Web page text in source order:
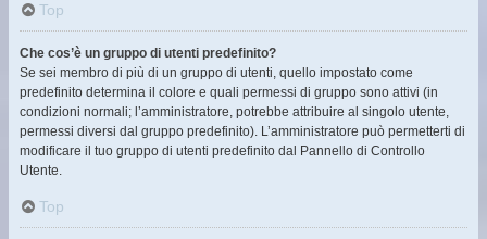
Top
Che cos’è un gruppo di utenti predefinito?
Se sei membro di più di un gruppo di utenti, quello impostato come
predefinito determina il colore e quali permessi di gruppo sono attivi (in
condizioni normali; l’amministratore, potrebbe attribuire al singolo utente,
permessi diversi dal gruppo predefinito). L’amministratore può permetterti di
modificare il tuo gruppo di utenti predefinito dal Pannello di Controllo
Utente.
Top